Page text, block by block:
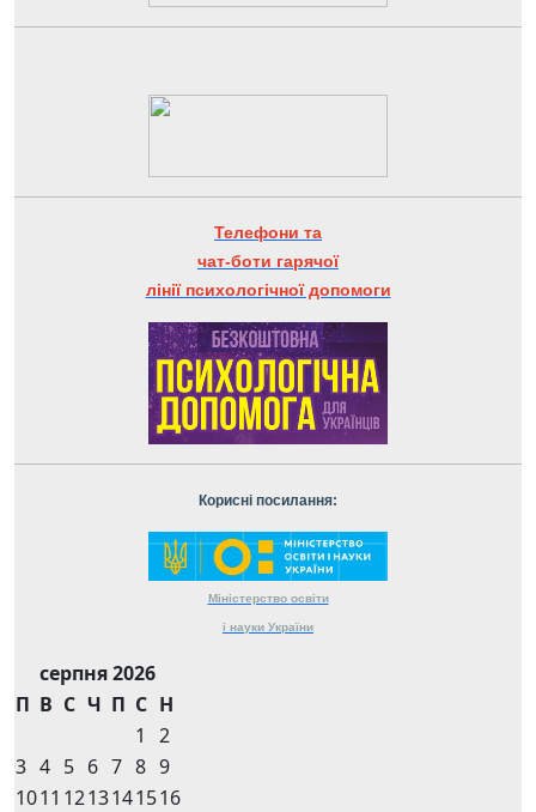
Телефони та
чат-боти гарячої
лінії психологічної допомоги
Корисні посилання:
Міністерство освіти
і науки України
серпня 2026
П В С Ч П С Н
1
2
3 4 5 6 7 8 9
1011 1213141516